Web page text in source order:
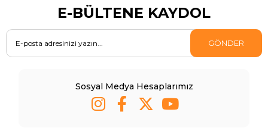
E-BÜLTENE KAYDOL
GÖNDER
Sosyal Medya Hesaplarımız